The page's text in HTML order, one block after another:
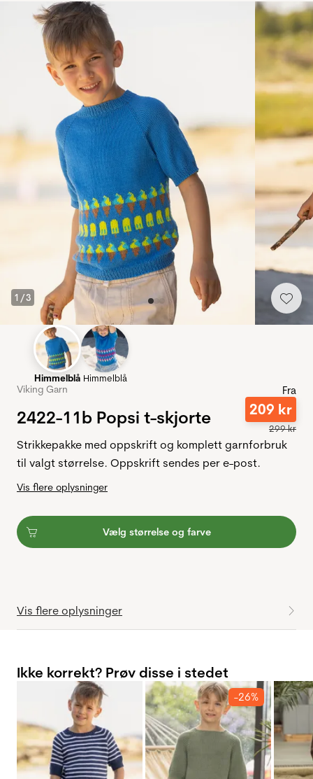
1 /3
Himmelblå Himmelblå
Viking Garn
2422-11b Popsi t-skjorte
Fra
209 kr
299kr
Strikkepakke med oppskrift og komplett garnforbruk
til valgt størrelse. Oppskrift sendes per e-post.
Vis flere oplysninger
Vælg størrelse og farve
Vis flere oplysninger
Ikke korrekt? Prøv disse i stedet
-26%